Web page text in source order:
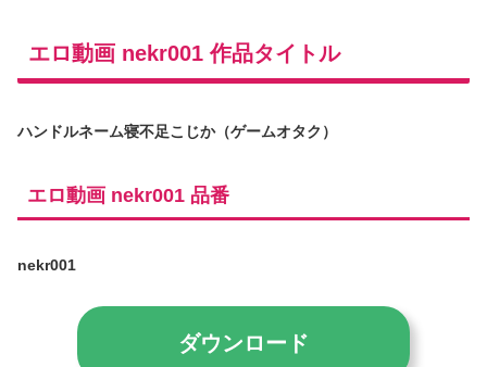
エロ動画 nekr001 作品タイトル
ハンドルネーム寝不足こじか（ゲームオタク）
エロ動画 nekr001 品番
nekr001
ダウンロード